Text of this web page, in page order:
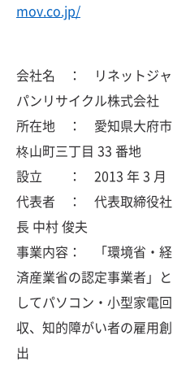
mov.co.jp/
会社名 ： リネットジャ
パンリサイクル株式会社
所在地 ： 愛知県大府市
柊山町三丁目 33 番地
設立 ： 2013 年 3 月
代表者 ： 代表取締役社
長 中村 俊夫
事業内容： 「環境省・経
済産業省の認定事業者」と
してパソコン・小型家電回
収、知的障がい者の雇用創
出